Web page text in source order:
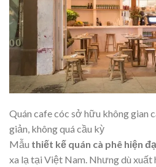
Quán cafe cóc sở hữu không gian
giản, không quá cầu kỳ
Mẫu thiết kế quán cà phê hiện
xa lạ tại Việt Nam. Nhưng dù xuất